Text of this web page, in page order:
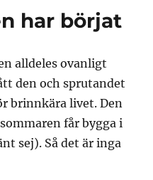
har börjat
alldeles ovanligt
den och sprutandet
brinnkära livet. Den
får bygga i
sej). Så det är inga